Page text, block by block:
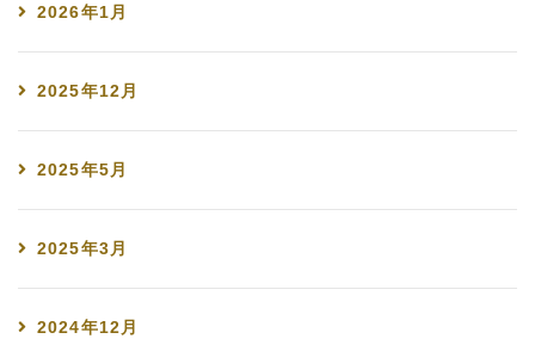
2026年1月
2025年12月
2025年5月
2025年3月
2024年12月